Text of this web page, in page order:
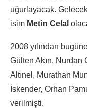
uğurlayacak.
isim Metin Celal
2008 yılından
Gülten Akın, Nurdan
Altınel, Murathan
İskender, Orhan
verilmişti.